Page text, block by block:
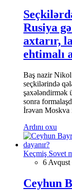
Rusiya
axtarır,
ehtimalı
Baş nazir Nikol
seçkilərində
şaxələndirmək
sonra
İrəvan Moskva
Ardını oxu
Keçmiş Sovet
6 Avqust
Ceyhun